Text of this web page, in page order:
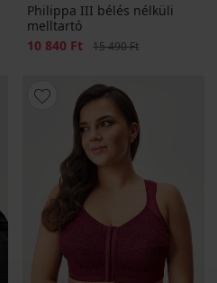
Philippa III bélés nélküli
melltartó
Kedvezmény
10 840 Ft Eredeti ár
15 490 Ft